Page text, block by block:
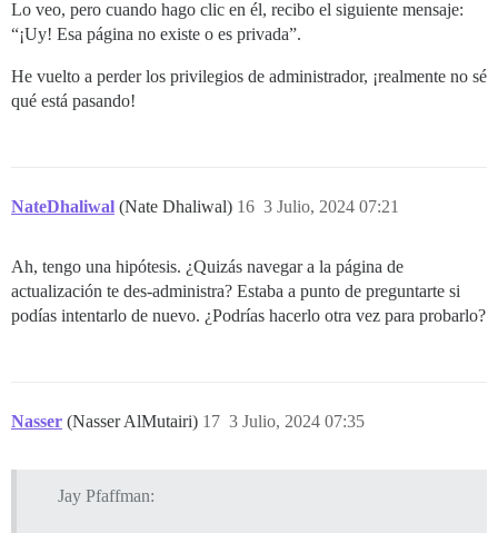
Lo veo, pero cuando hago clic en él, recibo el siguiente mensaje:
“¡Uy! Esa página no existe o es privada”.
He vuelto a perder los privilegios de administrador, ¡realmente no sé
qué está pasando!
NateDhaliwal (Nate Dhaliwal) 3 Julio, 2024 07:21
16
Ah, tengo una hipótesis. ¿Quizás navegar a la página de
actualización te des-administra? Estaba a punto de preguntarte si
podías intentarlo de nuevo. ¿Podrías hacerlo otra vez para probarlo?
Nasser (Nasser AlMutairi) 3 Julio, 2024 07:35
17
Jay Pfaffman: